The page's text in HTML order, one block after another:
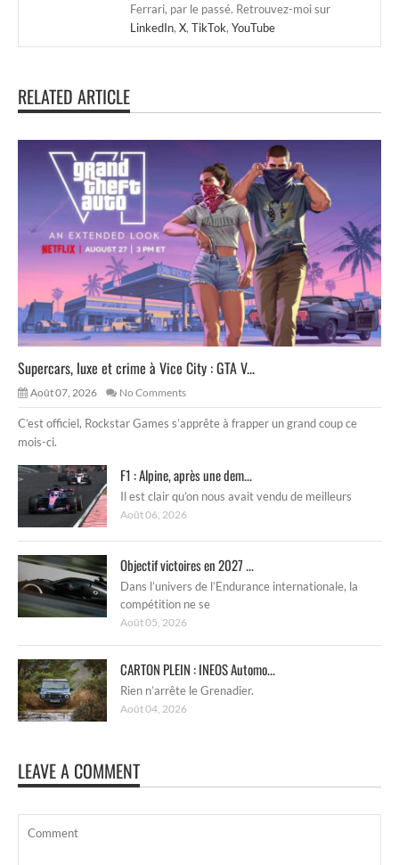
Ferrari, par le passé. Retrouvez-moi sur
LinkedIn, X, TikTok, YouTube
RELATED ARTICLE
Supercars, luxe et crime à Vice City : GTA V...
Août 07, 2026 No Comments
C’est officiel, Rockstar Games s’apprête à frapper un grand coup ce
mois-ci.
F1 : Alpine, après une dem...
Il est clair qu’on nous avait vendu de meilleurs
Août 06, 2026
Objectif victoires en 2027 ...
Dans l’univers de l’Endurance internationale, la
compétition ne se
Août 05, 2026
CARTON PLEIN : INEOS Automo...
Rien n’arrête le Grenadier.
Août 04, 2026
LEAVE A COMMENT